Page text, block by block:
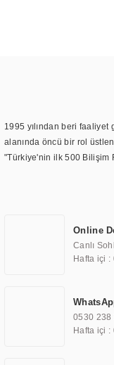
1995 yılından beri
alanında öncü bir rol
"Türkiye'nin ilk 500 Bilişim
TOCHI markası altında
TOCHI; videowall, digital
ekran, asansör ekranı,
ekranları, endüstriyel
endüstriyel Panel PC,
gibi çözümleri 4.5" ile
Online
Canlı
Hafta içi :
0530 238
Hafta içi :